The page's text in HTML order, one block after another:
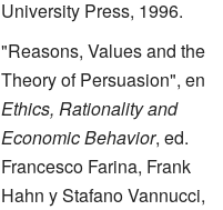
University Press, 1996.
"Reasons, Values and the
Theory of Persuasion", en
Ethics, Rationality and
Economic Behavior, ed.
Francesco Farina, Frank
Hahn y Stafano Vannucci,